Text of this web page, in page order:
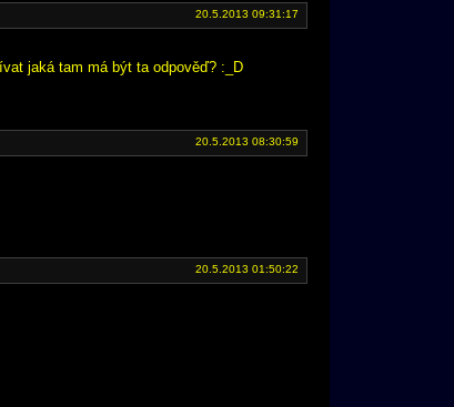
20.5.2013 09:31:17
jaká tam má být ta odpověď? :_D
20.5.2013 08:30:59
20.5.2013 01:50:22